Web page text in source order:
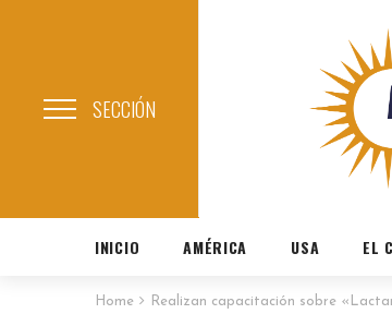
SECCIÓN
INICIO AMÉRICA USA EL
Home Realizan capacitación sobre